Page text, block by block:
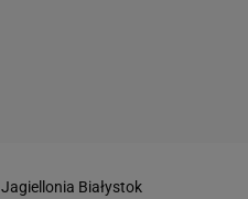
Jagiellonia Białystok